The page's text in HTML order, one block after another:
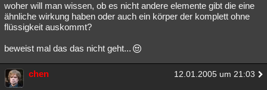
woher will man wissen, ob es nicht andere elemente gibt die eine
ähnliche wirkung haben oder auch ein körper der komplett ohne
flüssigkeit auskommt?
beweist mal das das nicht geht...
chen 12.01.2005 um 21:03